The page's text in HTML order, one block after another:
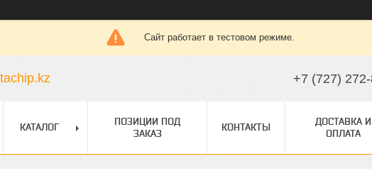
Сайт работает в тестовом режиме.
+7 (727)
КАТАЛОГ
ПОЗИЦИИ ПОД
ЗАКАЗ
КОНТАКТЫ
ДОСТАВКА И
ОПЛАТА